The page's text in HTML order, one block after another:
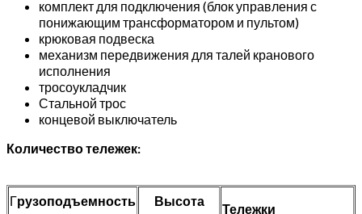
комплект для подключения (блок управления с
понижающим трансформатором и пультом)
крюковая подвеска
механизм передвижения для талей кранового
исполнения
тросоукладчик
Стальной трос
концевой выключатель
Количество тележек:
Грузоподъемность
Высота
Тележки